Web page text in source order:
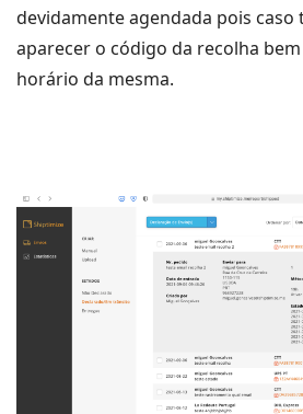
devidamente agendada pois caso
aparecer o código da recolha
horário da mesma.